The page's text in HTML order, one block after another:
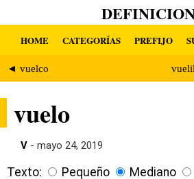
HOME CATEGORÍAS PREFIJO
◄ vuelco
vuelo
V - mayo 24, 2019
Texto: Pequeño Mediano